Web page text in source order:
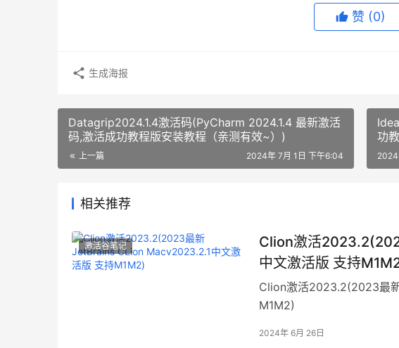
赞 (0)
生成海报
Datagrip2024.1.4激活码(PyCharm 2024.1.4 最新激活
码,激活成功教程版安装教程（亲测有效~）)
上一篇 2024年 7月 1日 下午6:04
功
2024
相关推荐
激活谷笔记
Clion激活
中文激活版 支持
Clion激活2023.2(2023最
M1M2)
2024年 6月 26日